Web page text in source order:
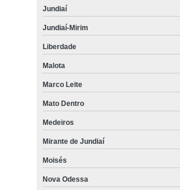
Jundiaí
Jundiaí-Mirim
Liberdade
Malota
Marco Leite
Mato Dentro
Medeiros
Mirante de Jundiaí
Moisés
Nova Odessa